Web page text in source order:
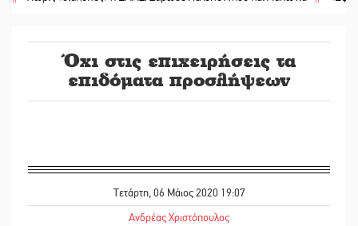
Όχι στις επιχειρήσεις τα
επιδόματα προσλήψεων
Τετάρτη, 06 Μάιος 2020 19:07
Ανδρέας Χριστόπουλος